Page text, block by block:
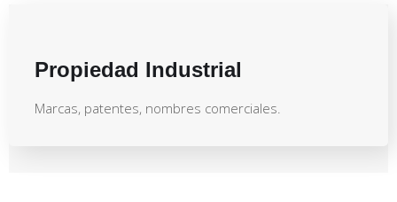
Propiedad Industrial
Marcas, patentes, nombres comerciales.